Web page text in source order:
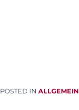
POSTED IN ALLGEMEIN